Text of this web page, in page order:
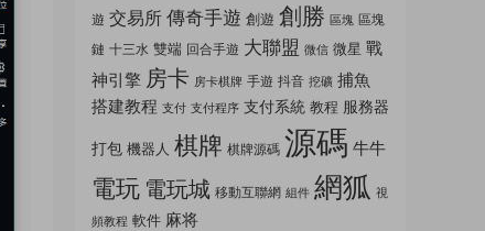
遊 交易所 傳奇手遊 創遊 創勝 區塊 區塊
鏈 十三水 雙端 回合手遊 大聯盟 微信 微星 戰
神引擎 房卡 房卡棋牌 手遊 抖音 挖礦 捕魚
搭建教程 支付 支付程序 支付系統 教程 服務器
打包 機器人 棋牌 棋牌源碼 源碼 牛牛
電玩 電玩城 移動互聯網 組件 網狐 視
頻教程 軟件 麻将